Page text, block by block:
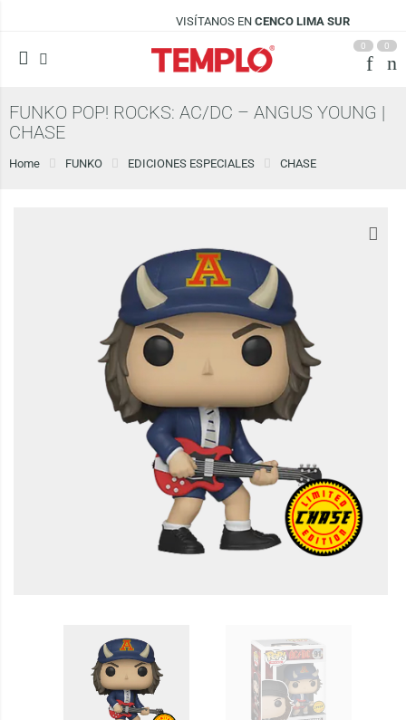
VISÍTANOS ENCENCO LIMA SUR
0 0
FUNKO POP! ROCKS: AC/DC – ANGUS YOUNG |
CHASE
Home FUNKO EDICIONES ESPECIALES CHASE